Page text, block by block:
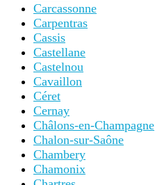
Carcassonne
Carpentras
Cassis
Castellane
Castelnou
Cavaillon
Céret
Cernay
Châlons-en-Champagne
Chalon-sur-Saône
Chambery
Chamonix